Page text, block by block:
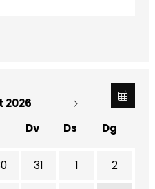
2026
Dv Ds Dg
mes
31 1 2